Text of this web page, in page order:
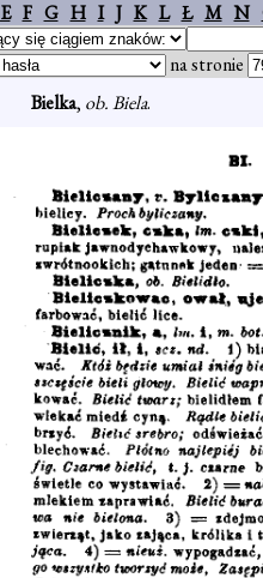
E F G H I J K L Ł M N
na stronie
Bielka, ob. Biela.